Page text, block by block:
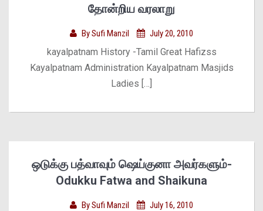
தோன்றிய வரலாறு
BySufi Manzil July 20, 2010
kayalpatnam History -Tamil Great Hafizss
Kayalpatnam Administration Kayalpatnam Masjids
Ladies […]
ஒடுக்கு பத்வாவும் ஷெய்குனா அவர்களும்-
Odukku Fatwa and Shaikuna
BySufi Manzil July 16, 2010